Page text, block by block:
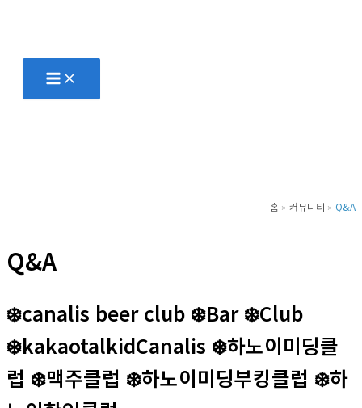
홈 커뮤니티 Q&A
Q&A
❄️canalis beer club ❄️Bar ❄️Club
❄️kakaotalkidCanalis ❄️하노이미딩클
럽 ❄️맥주클럽 ❄️하노이미딩부킹클럽 ❄️하